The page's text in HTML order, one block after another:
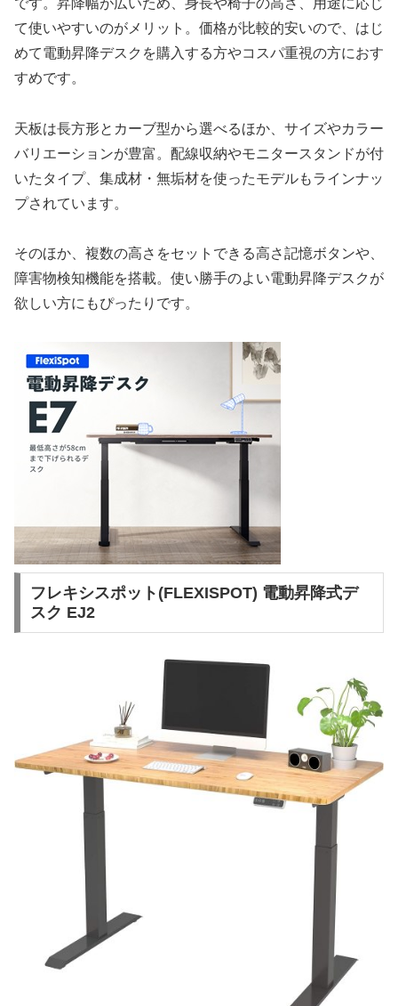
て使いやすいのがメリット。価格が比較的安いので、はじ
めて電動昇降デスクを購入する方やコスパ重視の方におす
すめです。
天板は長方形とカーブ型から選べるほか、サイズやカラー
バリエーションが豊富。配線収納やモニタースタンドが付
いたタイプ、集成材・無垢材を使ったモデルもラインナッ
プされています。
そのほか、複数の高さをセットできる高さ記憶ボタンや、
障害物検知機能を搭載。使い勝手のよい電動昇降デスクが
欲しい方にもぴったりです。
フレキシスポット(FLEXISPOT) 電動昇降式デ
スク EJ2